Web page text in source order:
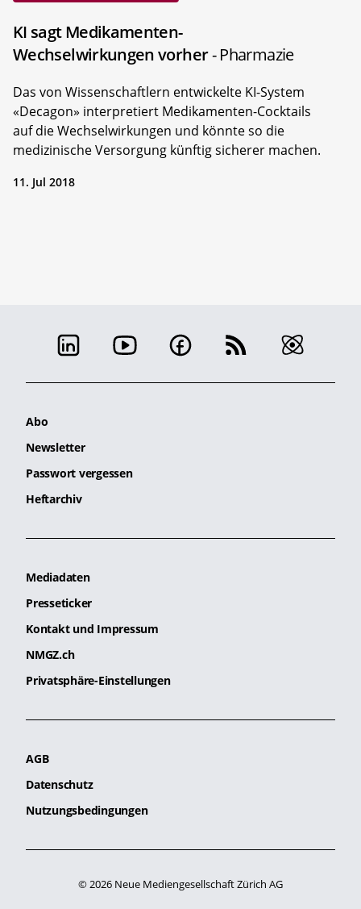
KI sagt Medikamenten-
Wechselwirkungen vorher- Pharmazie
Das von Wissenschaftlern entwickelte KI-System
«Decagon» interpretiert Medikamenten-Cocktails
auf die Wechselwirkungen und könnte so die
medizinische Versorgung künftig sicherer machen.
11. Jul 2018
Abo
Newsletter
Passwort vergessen
Heftarchiv
Mediadaten
Presseticker
Kontakt und Impressum
NMGZ.ch
Privatsphäre-Einstellungen
AGB
Datenschutz
Nutzungsbedingungen
© 2026 Neue Mediengesellschaft Zürich AG